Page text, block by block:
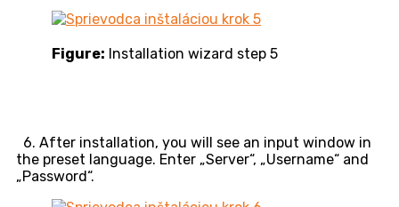
Figure: Installation wizard step 5
6. After installation, you will see an input window in
the preset language. Enter „Server“, „Username“ and
„Password“.